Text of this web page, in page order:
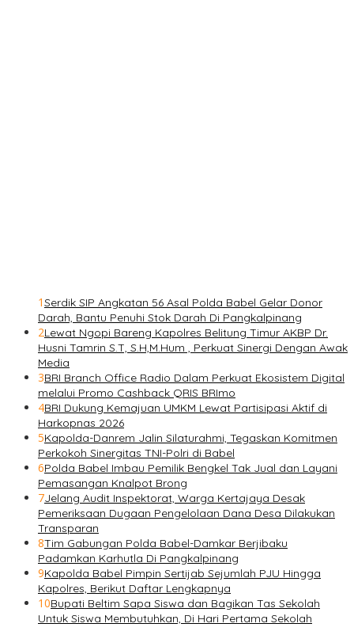
1Serdik SIP Angkatan 56 Asal Polda Babel Gelar Donor
Darah, Bantu Penuhi Stok Darah Di Pangkalpinang
2Lewat Ngopi Bareng Kapolres Belitung Timur AKBP Dr.
Husni Tamrin S.T, S.H,M.Hum , Perkuat Sinergi Dengan Awak
Media
3BRI Branch Office Radio Dalam Perkuat Ekosistem Digital
melalui Promo Cashback QRIS BRImo
4BRI Dukung Kemajuan UMKM Lewat Partisipasi Aktif di
Harkopnas 2026
5Kapolda-Danrem Jalin Silaturahmi, Tegaskan Komitmen
Perkokoh Sinergitas TNI-Polri di Babel
6Polda Babel Imbau Pemilik Bengkel Tak Jual dan Layani
Pemasangan Knalpot Brong
7Jelang Audit Inspektorat, Warga Kertajaya Desak
Pemeriksaan Dugaan Pengelolaan Dana Desa Dilakukan
Transparan
8Tim Gabungan Polda Babel-Damkar Berjibaku
Padamkan Karhutla Di Pangkalpinang
9Kapolda Babel Pimpin Sertijab Sejumlah PJU Hingga
Kapolres, Berikut Daftar Lengkapnya
10Bupati Beltim Sapa Siswa dan Bagikan Tas Sekolah
Untuk Siswa Membutuhkan, Di Hari Pertama Sekolah